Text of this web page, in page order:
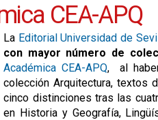
CEA-APQ
La Editorial Universidad de
con mayor número de
Académica CEA-APQ, al
colección Arquitectura, textos
cinco distinciones tras las
en Historia y Geografía,